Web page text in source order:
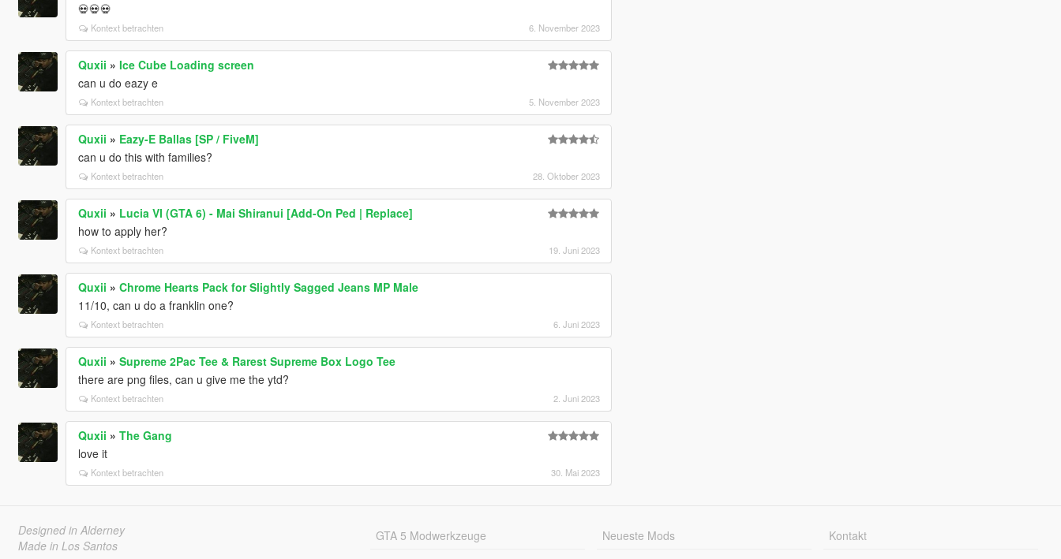
💀💀💀
Kontext betrachten 6. November 2023
Quxii » Ice Cube Loading screen
can u do eazy e
Kontext betrachten 5. November 2023
Quxii » Eazy-E Ballas [SP / FiveM]
can u do this with families?
Kontext betrachten 28. Oktober 2023
Quxii » Lucia VI (GTA 6) - Mai Shiranui [Add-On Ped | Replace]
how to apply her?
Kontext betrachten 19. Juni 2023
Quxii » Chrome Hearts Pack for Slightly Sagged Jeans MP Male
11/10, can u do a franklin one?
Kontext betrachten 6. Juni 2023
Quxii » Supreme 2Pac Tee & Rarest Supreme Box Logo Tee
there are png files, can u give me the ytd?
Kontext betrachten 2. Juni 2023
Quxii » The Gang
love it
Kontext betrachten 30. Mai 2023
Designed in Alderney
Made in Los Santos
GTA 5 Modwerkzeuge
Neueste Mods
Kontakt